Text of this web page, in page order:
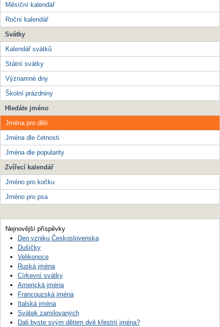
Měsíční kalendář
Roční kalendář
Svátky
Kalendář svátků
Státní svátky
Významné dny
Školní prázdniny
Hledáte jméno
Jména pro děti
Jména dle četnosti
Jména dle popularity
Zvířecí kalendář
Jméno pro kočku
Jméno pro psa
Nejnovější příspěvky
Den vzniku Československa
Dušičky
Velikonoce
Ruská jména
Církevní svátky
Americká jména
Francouzská jména
Italská jména
Svátek zamilovaných
Dali byste svým dětem dvě křestní jména?